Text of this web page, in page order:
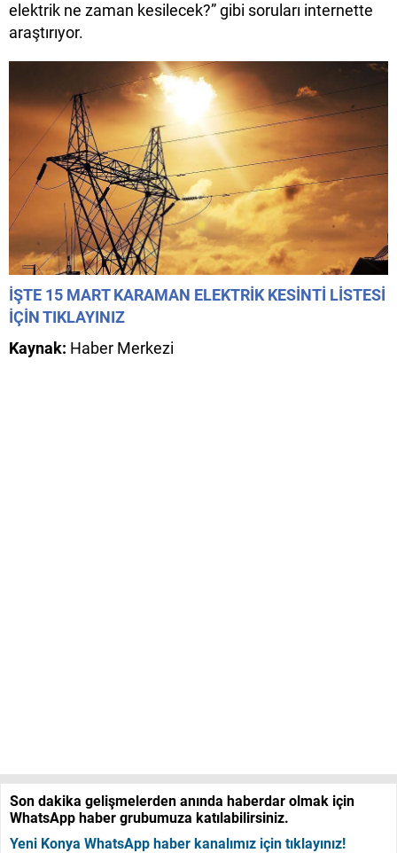
elektrik ne zaman kesilecek?” gibi soruları internette
araştırıyor.
İŞTE 15 MART KARAMAN ELEKTRİK KESİNTİ LİSTESİ
İÇİN TIKLAYINIZ
Kaynak: Haber Merkezi
Son dakika gelişmelerden anında haberdar olmak için
WhatsApp haber grubumuza katılabilirsiniz.
Yeni Konya WhatsApp haber kanalımız için tıklayınız!